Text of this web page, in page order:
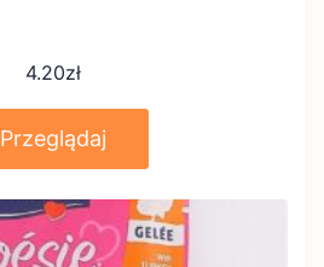
4.20zł
Przeglądaj